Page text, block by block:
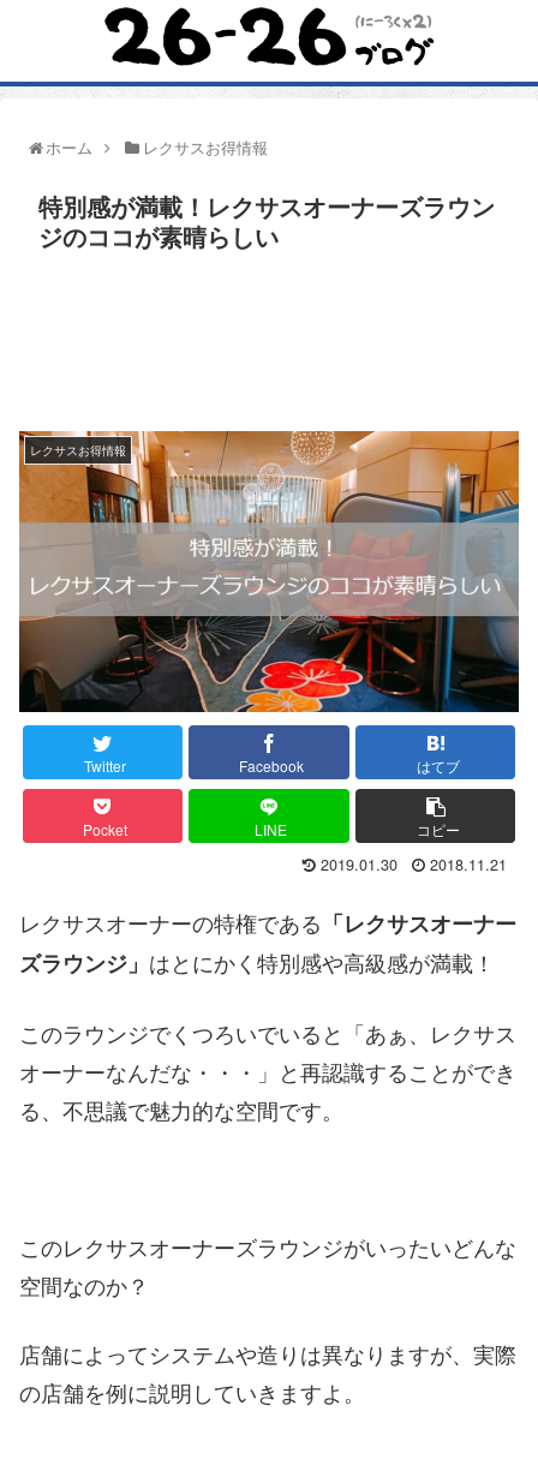
ホーム レクサスお得情報
特別感が満載！レクサスオーナーズラウン
ジのココが素晴らしい
レクサスお得情報
Twitter Facebook はてブ
Pocket LINE コピー
2019.01.30 2018.11.21
レクサスオーナーの特権である 「レクサスオーナー
ズラウンジ」 はとにかく特別感や高級感が満載！
このラウンジでくつろいでいると「あぁ、レクサス
オーナーなんだな・・・」と再認識することができ
る、不思議で魅力的な空間です。
このレクサスオーナーズラウンジがいったいどんな
空間なのか？
店舗によってシステムや造りは異なりますが、実際
の店舗を例に説明していきますよ。